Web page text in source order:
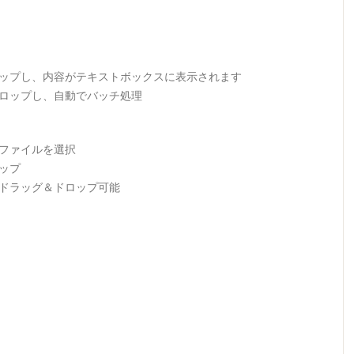
プし、内容がテキストボックスに表示されます
ップし、自動でバッチ処理
ァイルを選択
プ
ラッグ＆ドロップ可能